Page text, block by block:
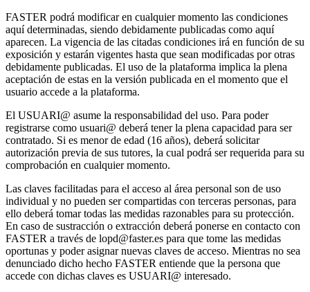
FASTER podrá modificar en cualquier momento las condiciones
aquí determinadas, siendo debidamente publicadas como aquí
aparecen. La vigencia de las citadas condiciones irá en función de su
exposición y estarán vigentes hasta que sean modificadas por otras
debidamente publicadas. El uso de la plataforma implica la plena
aceptación de estas en la versión publicada en el momento que el
usuario accede a la plataforma.
El USUARI@ asume la responsabilidad del uso. Para poder
registrarse como usuari@ deberá tener la plena capacidad para ser
contratado. Si es menor de edad (16 años), deberá solicitar
autorización previa de sus tutores, la cual podrá ser requerida para su
comprobación en cualquier momento.
Las claves facilitadas para el acceso al área personal son de uso
individual y no pueden ser compartidas con terceras personas, para
ello deberá tomar todas las medidas razonables para su protección.
En caso de sustracción o extracción deberá ponerse en contacto con
FASTER a través de lopd@faster.es para que tome las medidas
oportunas y poder asignar nuevas claves de acceso. Mientras no sea
denunciado dicho hecho FASTER entiende que la persona que
accede con dichas claves es USUARI@ interesado.